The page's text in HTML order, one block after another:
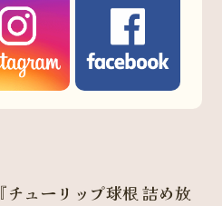
チューリップ球根 詰め放